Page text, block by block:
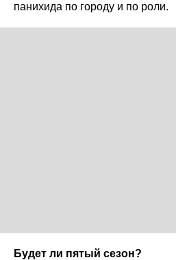
панихида по городу и по роли.
Будет ли пятый сезон?